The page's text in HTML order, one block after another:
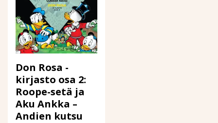
Don Rosa -
kirjasto osa 2:
Roope-setä ja
Aku Ankka –
Andien kutsu